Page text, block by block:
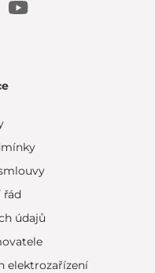
řád
údajů
elektrozařízení